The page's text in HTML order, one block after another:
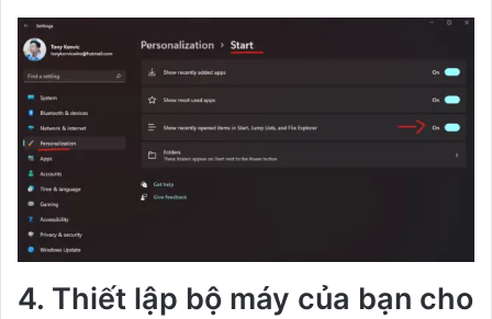
4. Thiết lập bộ máy của bạn cho